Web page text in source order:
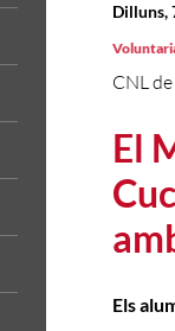
El
CNL
Dilluns,
Els